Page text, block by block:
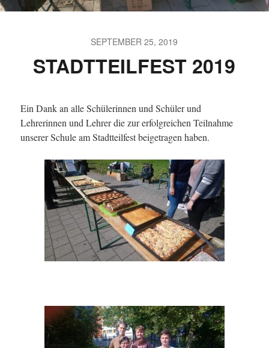
SEPTEMBER 25, 2019
STADTTEILFEST 2019
Ein Dank an alle Schülerinnen und Schüler und
Lehrerinnen und Lehrer die zur erfolgreichen Teilnahme
unserer Schule am Stadtteilfest beigetragen haben.